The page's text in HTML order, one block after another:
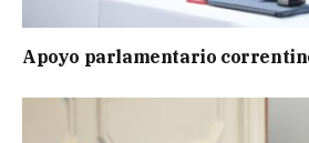
Apoyo parlamentario